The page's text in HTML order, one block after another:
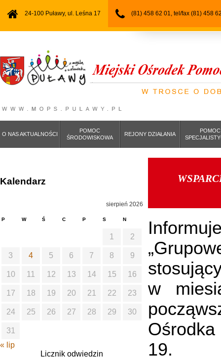
24-100 Puławy, ul. Leśna 17 (81) 458 62 01, tel/fax (81) 458
O NAS AKTUALNOŚCI
POMOC
ŚRODOWISKOWA
REJONY DZIAŁANIA
POMOC
w
19.
Kalendarz
sierpień 2026
P W Ś C P S N
1 2
3 4 5 6 7 8 9
10 11 12 13 14 15 16
17 18 19 20 21 22 23
24 25 26 27 28 29 30
31
« lip
Licznik odwiedzin